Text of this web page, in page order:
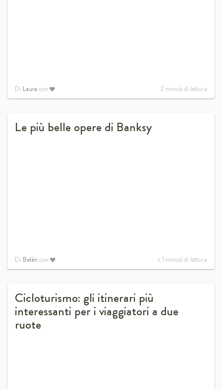
Di Laura con 2 minuti di lettura
Le più belle opere di Banksy
Di Belén con < 1 minuti di lettura
Cicloturismo: gli itinerari più
interessanti per i viaggiatori a due
ruote